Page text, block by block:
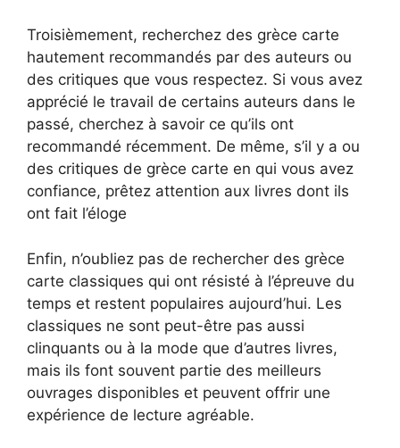
Troisièmement, recherchez des grèce carte
hautement recommandés par des auteurs ou
des critiques que vous respectez. Si vous avez
apprécié le travail de certains auteurs dans le
passé, cherchez à savoir ce qu’ils ont
recommandé récemment. De même, s’il y a ou
des critiques de grèce carte en qui vous avez
confiance, prêtez attention aux livres dont ils
ont fait l’éloge
Enfin, n’oubliez pas de rechercher des grèce
carte classiques qui ont résisté à l’épreuve du
temps et restent populaires aujourd’hui. Les
classiques ne sont peut-être pas aussi
clinquants ou à la mode que d’autres livres,
mais ils font souvent partie des meilleurs
ouvrages disponibles et peuvent offrir une
expérience de lecture agréable.